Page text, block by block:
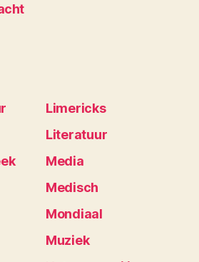
Limericks
Literatuur
Media
Medisch
Mondiaal
Muziek